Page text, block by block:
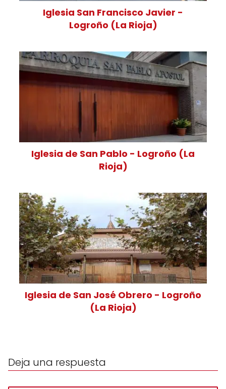
Iglesia San Francisco Javier -
Logroño (La Rioja)
Iglesia de San Pablo - Logroño (La
Rioja)
Iglesia de San José Obrero - Logroño
(La Rioja)
Deja una respuesta